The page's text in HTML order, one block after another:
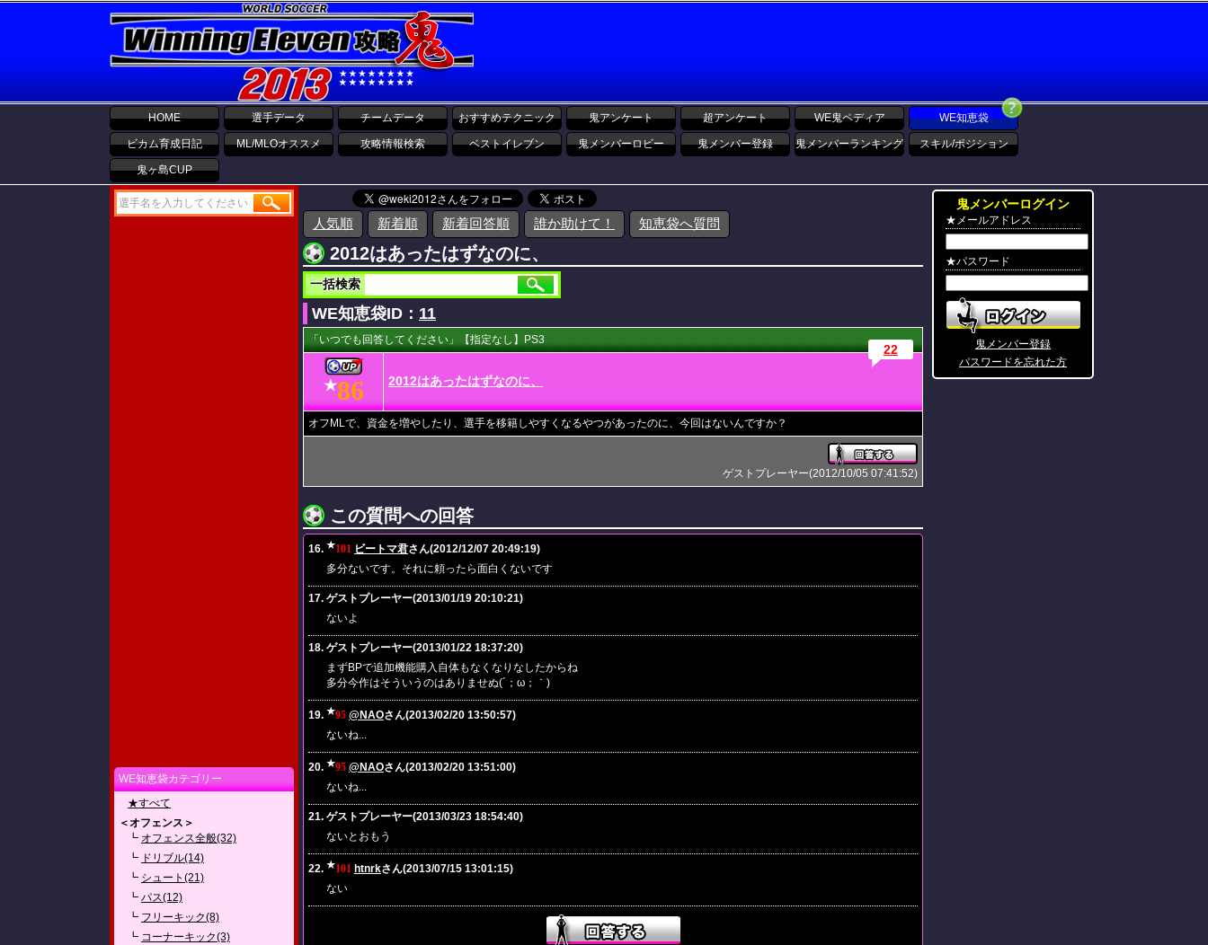
HOME 選手データ チームデータ おすすめテクニック 鬼アンケート 超アンケート WE鬼ペディア WE知恵袋
ビカム育成日記 ML/MLOオススメ 攻略情報検索 ベストイレブン 鬼メンバーロビー 鬼メンバー登録 鬼メンバーランキング スキル/ポジション
鬼ヶ島CUP
WE知恵袋カテゴリー
★すべて
＜オフェンス＞
┗ オフェンス全般(32)
┗ ドリブル(14)
┗ シュート(21)
┗ パス(12)
┗ フリーキック(8)
┗ コーナーキック(3)
人気順 新着順 新着回答順 誰か助けて！ 知恵袋へ質問
2012はあったはずなのに、
一括検索
WE知恵袋ID： 11
「いつでも回答してください」【指定なし】PS3
★86 2012はあったはずなのに、
22
オフMLで、資金を増やしたり、選手を移籍しやすくなるやつがあったのに、今回はないんですか？
ゲストプレーヤー(2012/10/05 07:41:52)
この質問への回答
16. ★101 ビートマ君さん(2012/12/07 20:49:19)
多分ないです。それに頼ったら面白くないです
17. ゲストプレーヤー(2013/01/19 20:10:21)
ないよ
18. ゲストプレーヤー(2013/01/22 18:37:20)
まずBPで追加機能購入自体もなくなりなしたからね
多分今作はそういうのはありませぬ(´；ω；｀)
19. ★95 @NAOさん(2013/02/20 13:50:57)
ないね...
20. ★95 @NAOさん(2013/02/20 13:51:00)
ないね...
21. ゲストプレーヤー(2013/03/23 18:54:40)
ないとおもう
22. ★101 htnrkさん(2013/07/15 13:01:15)
ない
鬼メンバーログイン
★メールアドレス
★パスワード
鬼メンバー登録
パスワードを忘れた方